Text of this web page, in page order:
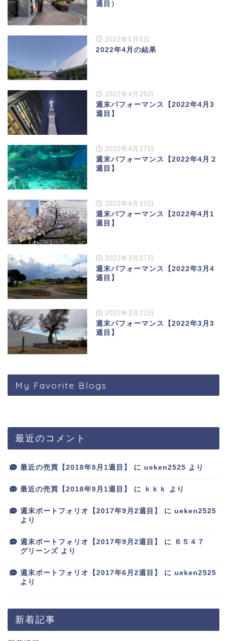
週目）
2022年5月5日
2022年4月の結果
2022年4月25日
週末パフォーマンス【2022年4月3
週目】
2022年4月17日
週末パフォーマンス【2022年4月２
週目】
2022年4月10日
週末パフォーマンス【2022年4月1
週目】
2022年3月27日
週末パフォーマンス【2022年3月4
週目】
2022年3月21日
週末パフォーマンス【2022年3月3
週目】
My Favorite Blogs
最近のコメント
最近の売買【2018年9月1週目】 に ueken2525 より
最近の売買【2018年9月1週目】 に ｋｋｋ より
週末ポートフォリオ【2017年9月2週目】 に ueken2525
より
週末ポートフォリオ【2017年9月2週目】 に
６５４７
グリーンズ より
週末ポートフォリオ【2017年6月2週目】 に ueken2525
より
新着記事